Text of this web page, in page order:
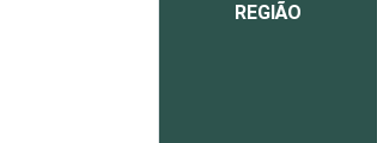
REGIÃO